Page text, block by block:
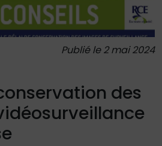
Publié le 2 mai 2024
des